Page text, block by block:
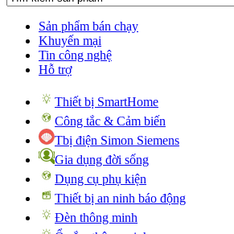
Sản phẩm bán chạy
Khuyến mại
Tin công nghệ
Hỗ trợ
Thiết bị SmartHome
Công tắc & Cảm biến
Tbị điện Simon Siemens
Gia dụng đời sống
Dụng cụ phụ kiện
Thiết bị an ninh báo động
Đèn thông minh